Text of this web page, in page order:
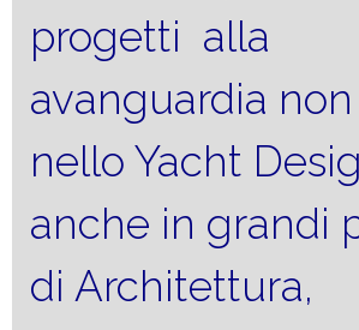
progetti alla
avanguardia
nello Yacht
anche in grandi
di Architettura,